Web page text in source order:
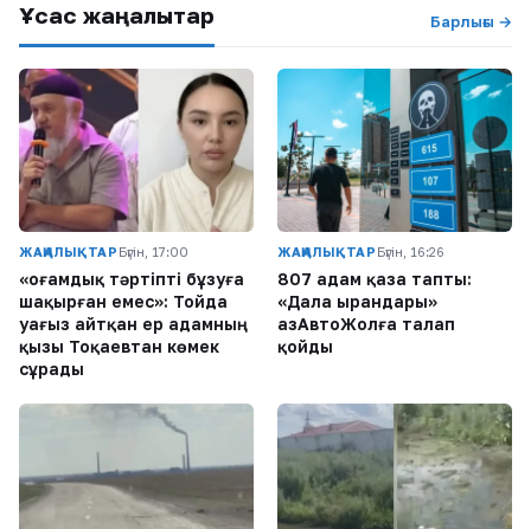
Ұқсас жаңалықтар Барлығы →
ЖАҢАЛЫҚТАР Бүгін, 17:00
«Қоғамдық тәртіпті бұзуға
шақырған емес»: Тойда
уағыз айтқан ер адамның
қызы Тоқаевтан көмек
сұрады
ЖАҢАЛЫҚТАР Бүгін, 16:26
807 адам қаза тапты:
«Дала Қырандары»
ҚазАвтоЖолға талап
қойды